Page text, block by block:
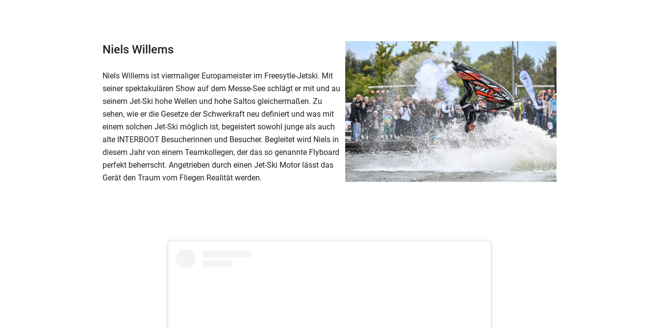
Niels Willems
Niels Willems ist viermaliger Europameister im Freesytle-Jetski. Mit
seiner spektakulären Show auf dem Messe-See schlägt er mit und au
seinem Jet-Ski hohe Wellen und hohe Saltos gleichermaßen. Zu
sehen, wie er die Gesetze der Schwerkraft neu definiert und was mit
einem solchen Jet-Ski möglich ist, begeistert sowohl junge als auch
alte INTERBOOT Besucherinnen und Besucher. Begleitet wird Niels in
diesem Jahr von einem Teamkollegen, der das so genannte Flyboard
perfekt beherrscht. Angetrieben durch einen Jet-Ski Motor lässt das
Gerät den Traum vom Fliegen Realität werden.